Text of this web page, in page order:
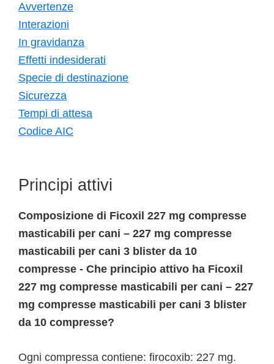
Avvertenze
Interazioni
In gravidanza
Effetti indesiderati
Specie di destinazione
Sicurezza
Tempi di attesa
Codice AIC
Principi attivi
Composizione di Ficoxil 227 mg compresse
masticabili per cani – 227 mg compresse
masticabili per cani 3 blister da 10
compresse - Che principio attivo ha Ficoxil
227 mg compresse masticabili per cani – 227
mg compresse masticabili per cani 3 blister
da 10 compresse?
Ogni compressa contiene: firocoxib: 227 mg.